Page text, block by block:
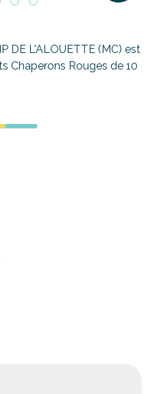
DE L'ALOUETTE (MC) est
Chaperons Rouges de 10